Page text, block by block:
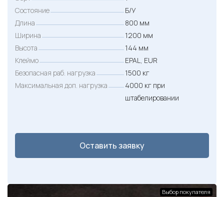
Состояние
Б/У
Длина
800 мм
Ширина
1200 мм
Высота
144 мм
Клеймо
EPAL, EUR
Безопасная раб. нагрузка
1500 кг
Максимальная доп. нагрузка
4000 кг при
штабелировании
Оставить заявку
Выбор покупателя